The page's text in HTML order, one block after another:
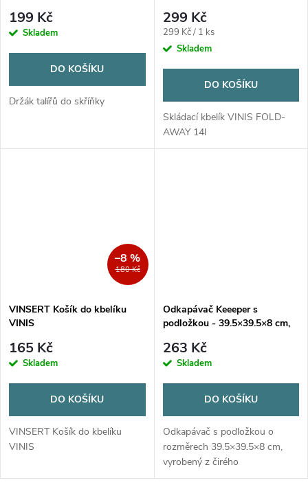
199 Kč
Skladem
DO KOŠÍKU
Držák talířů do skříňky
299 Kč
Měrná
cena:
299 Kč / 1 ks
Skladem
DO KOŠÍKU
Skládací kbelík VINIS FOLD-
AWAY 14l
180 Kč
–8 %
VINSERT Košík do kbelíku
VINIS
165 Kč
Skladem
DO KOŠÍKU
VINSERT Košík do kbelíku
VINIS
Odkapávač Keeeper s
podložkou - 39.5×39.5×8 cm,
263 Kč
Skladem
DO KOŠÍKU
Odkapávač s podložkou o
rozměrech 39.5×39.5×8 cm,
vyrobený z čirého
polypropylenu. Ideální pro